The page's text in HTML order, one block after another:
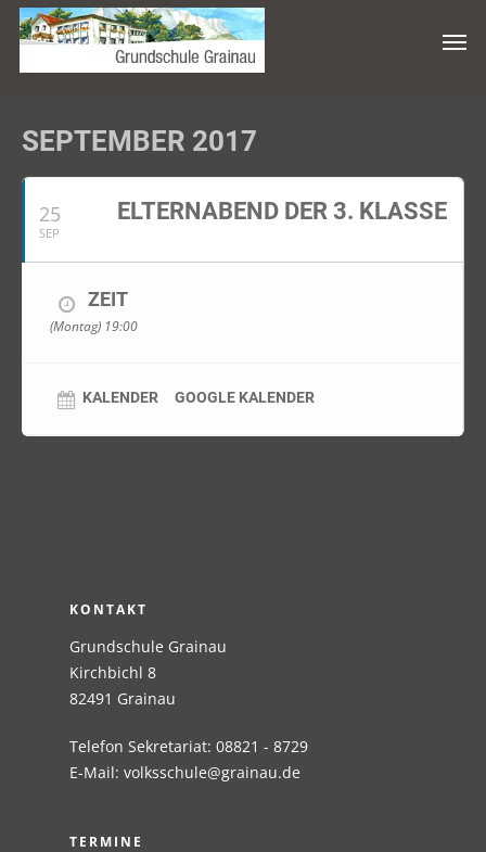
SEPTEMBER 2017
25
SEP
ELTERNABEND DER 3. KLASSE
ZEIT
(Montag) 19:00
KALENDER GOOGLE KALENDER
KONTAKT
Grundschule Grainau
Kirchbichl 8
82491 Grainau
Telefon Sekretariat: 08821 - 8729
E-Mail: volksschule@grainau.de
TERMINE